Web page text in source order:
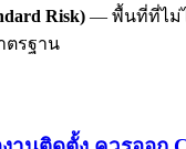
Risk) — พื้นที่ที่ไม่
ตรฐาน